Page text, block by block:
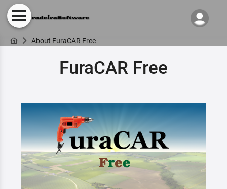
About FuraCAR Free
FuraCAR Free